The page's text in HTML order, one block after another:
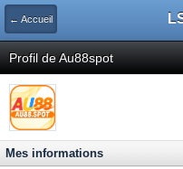
← Accueil
Profil de Au88spot
Mes informations